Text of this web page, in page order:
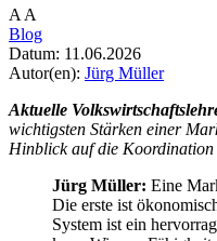
A A
Blog
Datum: 11.06.2026
Autor(en): Jürg Müller
Aktuelle
wichtigsten Stärken einer
Hinblick auf die
Jürg Müller: Eine
Die erste ist
System ist ein